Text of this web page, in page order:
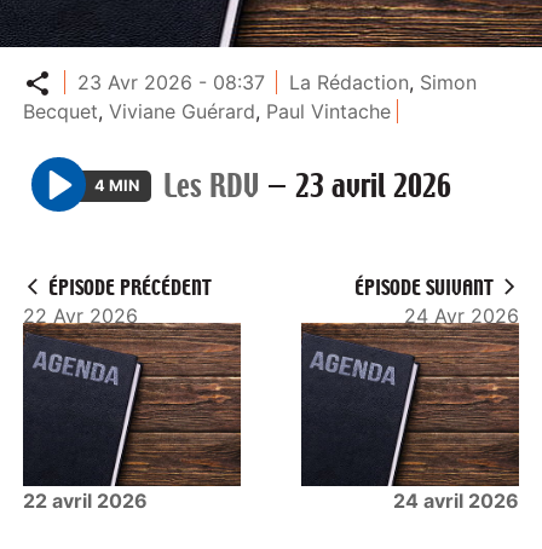
Partager
23 Avr 2026 - 08:37 La Rédaction, Simon
Becquet,Viviane Guérard, Paul Vintache
P
y
4 MIN Les RDV — 23 avril 2026
ÉPISODE PRÉCÉDENT
22 Avr 2026
22 avril 2026
ÉPISODE SUIVANT
24 Avr 2026
24 avril 2026